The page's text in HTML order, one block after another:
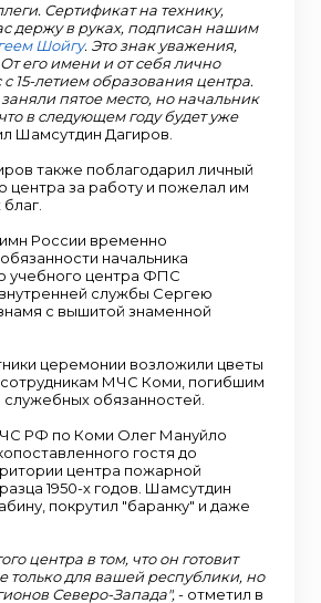
Сертификат на технику,
держу в руках, подписан нашим
Шойгу. Это знак уважения,
его имени и от себя лично
15-летием образования центра.
пятое место, но начальник
в следующем году будет уже
Шамсутдин Дагиров.
также поблагодарил личный
центра за работу и пожелал им
России временно
начальника
учебного центра ФПС
службы Сергею
с вышитой знаменной
церемонии возложили цветы
МЧС Коми, погибшим
обязанностей.
РФ по Коми Олег Мануйло
гостя до
центра пожарной
1950-х годов. Шамсутдин
покрутил "баранку" и даже
центра в том, что он готовит
только для вашей республики, но
Северо-Запада", - отметил в